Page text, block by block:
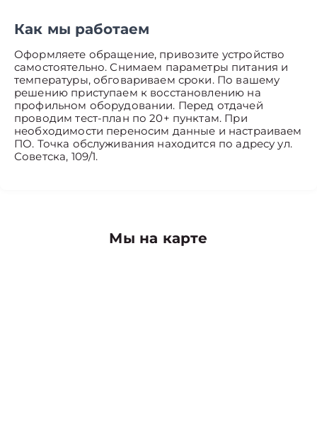
Как мы работаем
Оформляете обращение, привозите устройство
самостоятельно. Снимаем параметры питания и
температуры, обговариваем сроки. По вашему
решению приступаем к восстановлению на
профильном оборудовании. Перед отдачей
проводим тест-план по 20+ пунктам. При
необходимости переносим данные и настраиваем
ПО. Точка обслуживания находится по адресу ул.
Советска, 109/1.
Мы на карте